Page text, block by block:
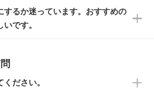
ださい。
くか、担当スタッフ宛にメール
い。
い。
ータの作り方に関する詳細は、
困りの際には、担当スタッフが
ますのでお気軽にご相談くださ
送りください。
するか迷っています。おすすめの
です。
・
すと、担当スタッフがお客様の
本体色を確認し、印刷色をご提
ださい。